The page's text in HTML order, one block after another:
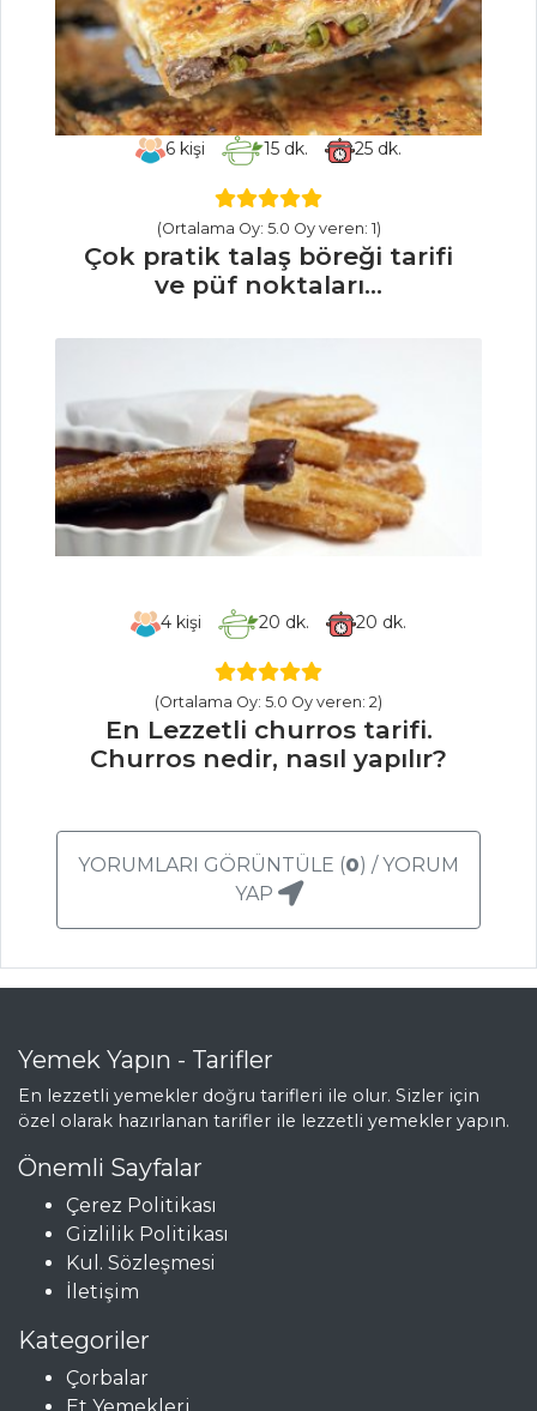
Avokadolu Ve
Ispanaklı Tavuk
Salatası
ÜÇ FASULYE
SALATASI
Salatalar Tüm
Tarifleri
Çiğ Köfte
Ekmek Üstü
Gurme Karides
Babagannuş
Tarifleri
6 kişi 15dk. 25dk.
(Ortalama Oy: 5.0 Oy veren: 1)
Çok pratik talaş böreği tarifi
ve püf noktaları...
4kişi 20 dk. 20 dk.
(Ortalama Oy: 5.0 Oy veren: 2)
En Lezzetli churros tarifi.
Churros nedir, nasıl yapılır?
YORUMLARI GÖRÜNTÜLE (0) / YORUM
YAP
Yemek Yapın - Tarifler
En lezzetli yemekler doğru tarifleri ile olur. Sizler için
özel olarak hazırlanan tarifler ile lezzetli yemekler yapın.
Önemli Sayfalar
Çerez Politikası
Gizlilik Politikası
Kul. Sözleşmesi
İletişim
Kategoriler
Çorbalar